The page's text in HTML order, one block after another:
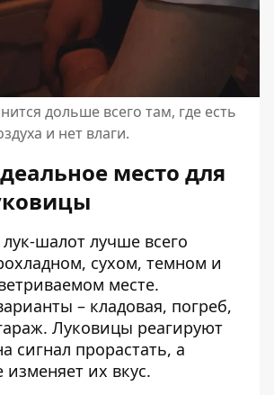
дольше всего там, где есть
и нет влаги.
место для
шалот лучше всего
сухом, темном и
месте.
– кладовая, погреб,
Луковицы реагируют
сигнал прорастать, а
изменяет их вкус.